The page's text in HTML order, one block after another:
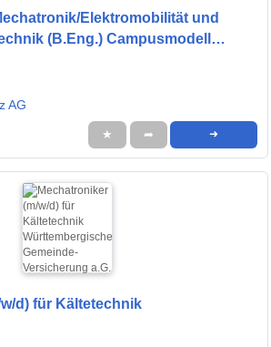
Elektromobilität und
(B.Eng.) Campusmodell
AG
★ ➦ ➜
d) für Kältetechnik